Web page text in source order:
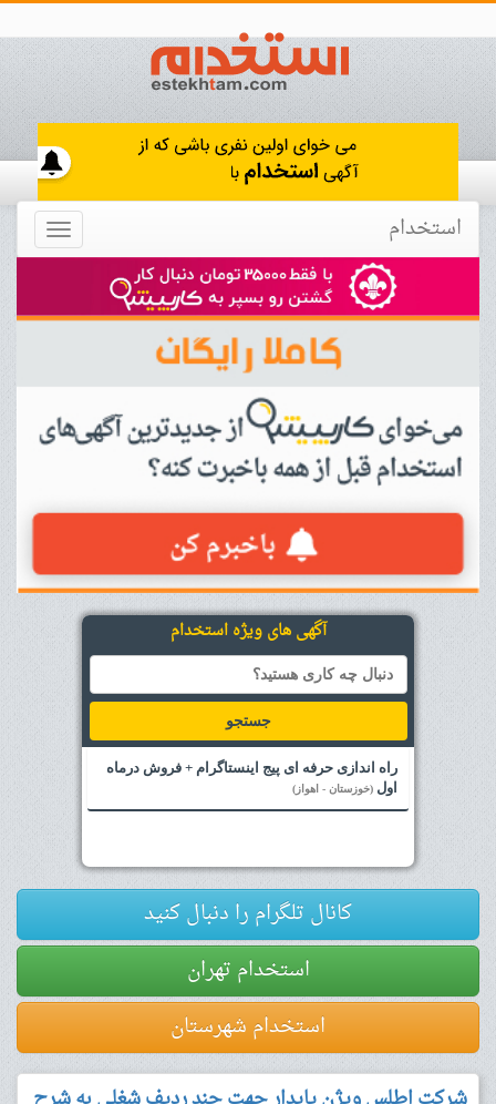
Toggle استخدام
آگهی های ویژه استخدام
جستجو
راه اندازی حرفه ای پیج اینستاگرام + فروش درماه
اول (خوزستان - اهواز)
کانال تلگرام را دنبال کنید
استخدام تهران
استخدام شهرستان